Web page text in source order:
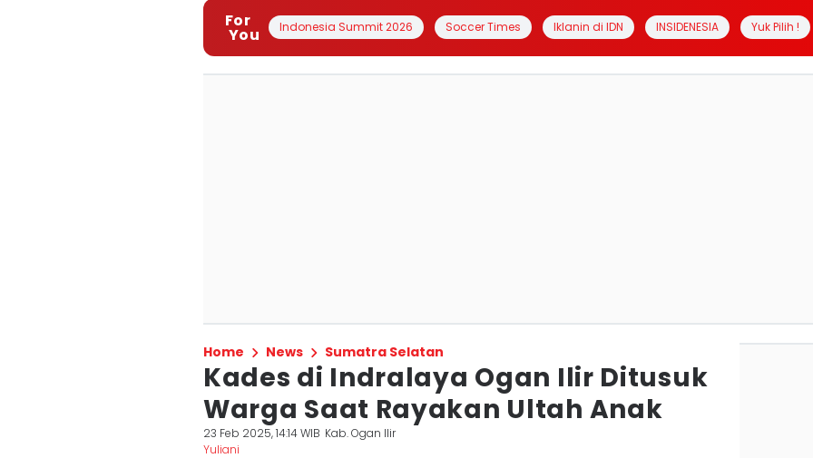
For
You Indonesia Summit 2026 Soccer Times Iklanin di IDN INSIDENESIA Yuk Pilih !
Home News Sumatra Selatan
Kades di Indralaya Ogan Ilir Ditusuk
Warga Saat Rayakan Ultah Anak
23 Feb 2025, 14:14 WIB Kab. Ogan Ilir
Yuliani